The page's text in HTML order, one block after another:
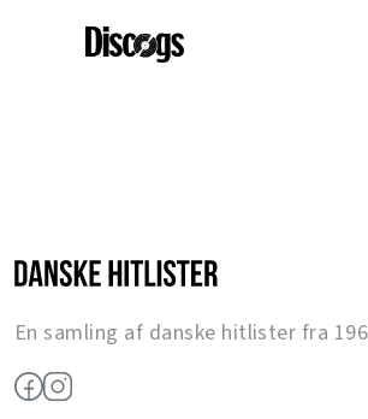
En samling af danske hitlister fra